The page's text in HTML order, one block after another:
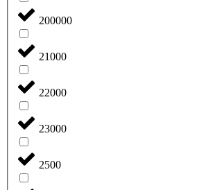
200000
21000
22000
23000
2500